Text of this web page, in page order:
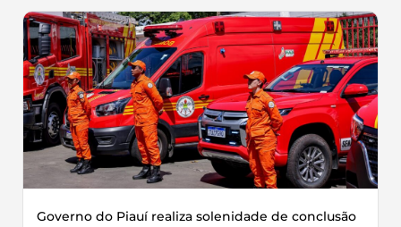
Governo do Piauí realiza solenidade de conclusão